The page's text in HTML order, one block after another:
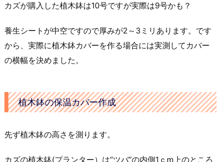
カズが購入した植木鉢は10号ですが実際は9号かも？
養生シートが中空ですので厚みが2～3ミリあります。です
から、実際に植木鉢カバーを作る場合には実測してカバー
の横幅を決めました。
植木鉢の保温カバー作成
先ず植木鉢の高さを測ります。
カズの植木鉢(プランター）は”ツバ”の内側1ｃm上のところ